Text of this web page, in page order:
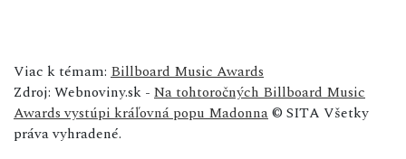
Viac k témam: Billboard Music Awards
Zdroj: Webnoviny.sk - Na tohtoročných Billboard Music
Awards vystúpi kráľovná popu Madonna© SITA Všetky
práva vyhradené.